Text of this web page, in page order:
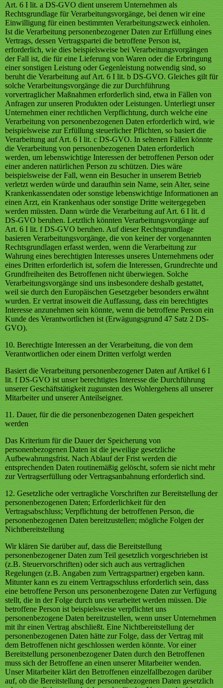
Art. 6 I lit. a DS-GVO dient unserem Unternehmen als
Rechtsgrundlage für Verarbeitungsvorgänge, bei denen wir eine
Einwilligung für einen bestimmten Verarbeitungszweck einholen.
Ist die Verarbeitung personenbezogener Daten zur Erfüllung eines
Vertrags, dessen Vertragspartei die betroffene Person ist,
erforderlich, wie dies beispielsweise bei Verarbeitungsvorgängen
der Fall ist, die für eine Lieferung von Waren oder die Erbringung
einer sonstigen Leistung oder Gegenleistung notwendig sind, so
beruht die Verarbeitung auf Art. 6 I lit. b DS-GVO. Gleiches gilt für
solche Verarbeitungsvorgänge die zur Durchführung
vorvertraglicher Maßnahmen erforderlich sind, etwa in Fällen von
Anfragen zur unseren Produkten oder Leistungen. Unterliegt unser
Unternehmen einer rechtlichen Verpflichtung, durch welche eine
Verarbeitung von personenbezogenen Daten erforderlich wird, wie
beispielsweise zur Erfüllung steuerlicher Pflichten, so basiert die
Verarbeitung auf Art. 6 I lit. c DS-GVO. In seltenen Fällen könnte
die Verarbeitung von personenbezogenen Daten erforderlich
werden, um lebenswichtige Interessen der betroffenen Person oder
einer anderen natürlichen Person zu schützen. Dies wäre
beispielsweise der Fall, wenn ein Besucher in unserem Betrieb
verletzt werden würde und daraufhin sein Name, sein Alter, seine
Krankenkassendaten oder sonstige lebenswichtige Informationen an
einen Arzt, ein Krankenhaus oder sonstige Dritte weitergegeben
werden müssten. Dann würde die Verarbeitung auf Art. 6 I lit. d
DS-GVO beruhen. Letztlich könnten Verarbeitungsvorgänge auf
Art. 6 I lit. f DS-GVO beruhen. Auf dieser Rechtsgrundlage
basieren Verarbeitungsvorgänge, die von keiner der vorgenannten
Rechtsgrundlagen erfasst werden, wenn die Verarbeitung zur
Wahrung eines berechtigten Interesses unseres Unternehmens oder
eines Dritten erforderlich ist, sofern die Interessen, Grundrechte und
Grundfreiheiten des Betroffenen nicht überwiegen. Solche
Verarbeitungsvorgänge sind uns insbesondere deshalb gestattet,
weil sie durch den Europäischen Gesetzgeber besonders erwähnt
wurden. Er vertrat insoweit die Auffassung, dass ein berechtigtes
Interesse anzunehmen sein könnte, wenn die betroffene Person ein
Kunde des Verantwortlichen ist (Erwägungsgrund 47 Satz 2 DS-
GVO).
10. Berechtigte Interessen an der Verarbeitung, die von dem
Verantwortlichen oder einem Dritten verfolgt werden
Basiert die Verarbeitung personenbezogener Daten auf Artikel 6 I
lit. f DS-GVO ist unser berechtigtes Interesse die Durchführung
unserer Geschäftstätigkeit zugunsten des Wohlergehens all unserer
Mitarbeiter und unserer Anteilseigner.
11. Dauer, für die die personenbezogenen Daten gespeichert
werden
Das Kriterium für die Dauer der Speicherung von
personenbezogenen Daten ist die jeweilige gesetzliche
Aufbewahrungsfrist. Nach Ablauf der Frist werden die
entsprechenden Daten routinemäßig gelöscht, sofern sie nicht mehr
zur Vertragserfüllung oder Vertragsanbahnung erforderlich sind.
12. Gesetzliche oder vertragliche Vorschriften zur Bereitstellung der
personenbezogenen Daten; Erforderlichkeit für den
Vertragsabschluss; Verpflichtung der betroffenen Person, die
personenbezogenen Daten bereitzustellen; mögliche Folgen der
Nichtbereitstellung
Wir klären Sie darüber auf, dass die Bereitstellung
personenbezogener Daten zum Teil gesetzlich vorgeschrieben ist
(z.B. Steuervorschriften) oder sich auch aus vertraglichen
Regelungen (z.B. Angaben zum Vertragspartner) ergeben kann.
Mitunter kann es zu einem Vertragsschluss erforderlich sein, dass
eine betroffene Person uns personenbezogene Daten zur Verfügung
stellt, die in der Folge durch uns verarbeitet werden müssen. Die
betroffene Person ist beispielsweise verpflichtet uns
personenbezogene Daten bereitzustellen, wenn unser Unternehmen
mit ihr einen Vertrag abschließt. Eine Nichtbereitstellung der
personenbezogenen Daten hätte zur Folge, dass der Vertrag mit
dem Betroffenen nicht geschlossen werden könnte. Vor einer
Bereitstellung personenbezogener Daten durch den Betroffenen
muss sich der Betroffene an einen unserer Mitarbeiter wenden.
Unser Mitarbeiter klärt den Betroffenen einzelfallbezogen darüber
auf, ob die Bereitstellung der personenbezogenen Daten gesetzlich